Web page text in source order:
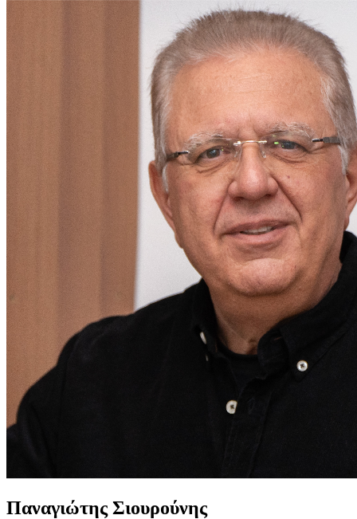
Παναγιώτης Σιουρούνης